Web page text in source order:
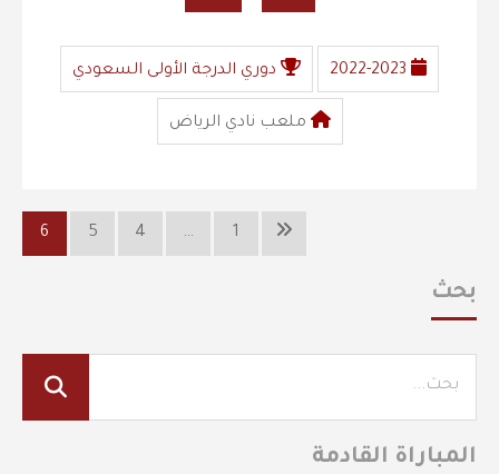
2022-2023 دوري الدرجة الأولى السعودي
ملعب نادي الرياض
1
…
4
5
6
بحث
المباراة القادمة